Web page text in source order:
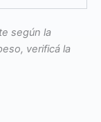
según la
verificá la